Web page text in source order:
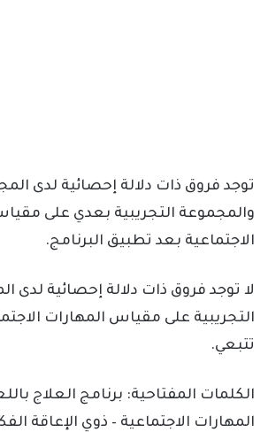
توجد فروق ذات دلالة إحصائية لدى
والمجموعة التجريبية بعدي على
الاجتماعية بعد تطبيق البرنامج.
لا توجد فروق ذات دلالة إحصائية لدى
التجريبية على مقياس المهارات
تتبعي.
الكلمات المفتاحية: برنامج العلاج
المهارات الاجتماعية – ذوي الإعاقة